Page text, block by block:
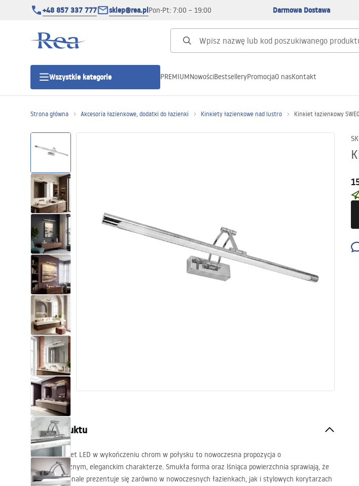
+48 857 337 777 sklep@rea.plPon-Pt: 7:00 – 19:00 Darmowa Dostawa
Wszystkie kategorie
Kategorie produktowe
Kabiny prysznicowe
Brodziki prysznicowe
Odpływy liniowe
Toalety, ubikacje
Umywalki
Baterie
Natryski
Kuchnia
Akcesoria i meble łazienkowe
PREMIUMNowościBestselleryPromocjaO nasKontakt
Strona główna Akcesoria łazienkowe, dodatki do łazienki Kinkiety łazienkowe nad lustro Kinkiet łazienkowy
Opis produktu
Stylowy kinkiet LED w wykończeniu chrom w połysku to nowoczesna propozycja o
minimalistycznym, eleganckim charakterze. Smukła forma oraz lśniąca powierzchnia sprawiają, że
oprawa doskonale prezentuje się zarówno w nowoczesnych łazienkach, jak i stylowych korytarzach